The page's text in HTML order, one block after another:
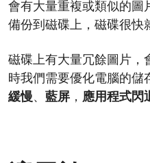
會有大量重複或類似的圖
備份到磁碟上，磁碟很快
磁碟上有大量冗餘圖片，
時我們需要優化電腦的儲
緩慢、 藍屏 ， 應用程式閃